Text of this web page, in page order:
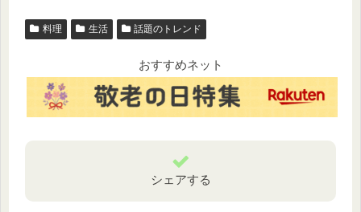
料理 生活 話題のトレンド
おすすめネット
シェアする